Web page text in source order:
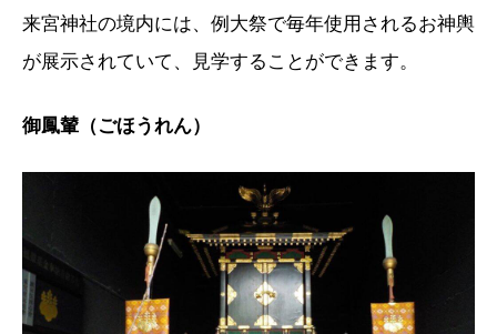
来宮神社の境内には、例大祭で毎年使用されるお神輿
が展示されていて、見学することができます。
御鳳輦（ごほうれん）